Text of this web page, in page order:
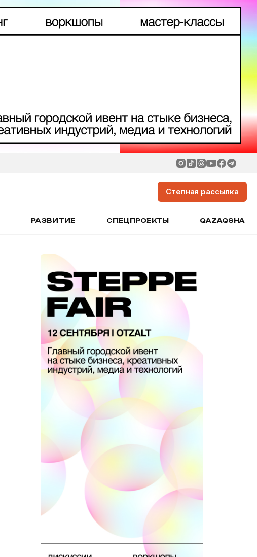
Степная рассылка
РАЗВИТИЕ СПЕЦПРОЕКТЫ QAZAQSHA